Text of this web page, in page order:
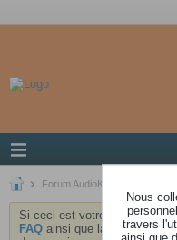
Forum AudioKeys
Si ceci est votre première
FAQ ainsi que la chartedu
Nous
travers
ainsi que